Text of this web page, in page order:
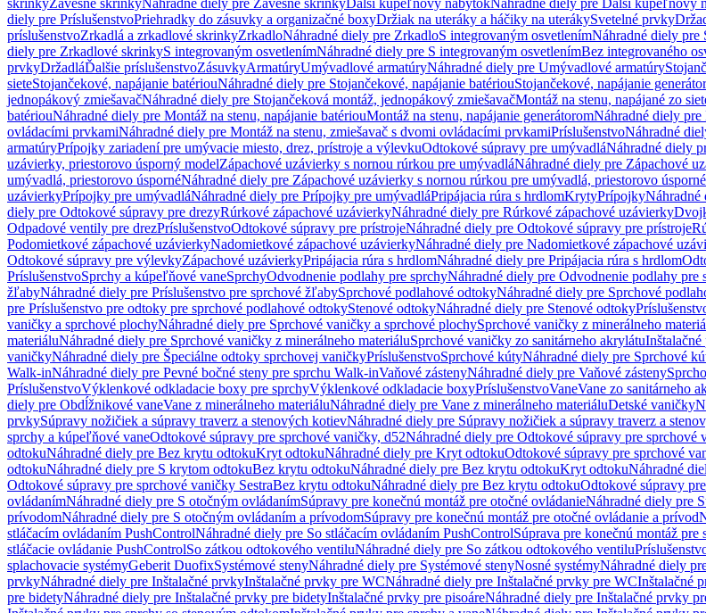
skrinkyZávesné skrinkyNáhradné diely pre Závesné skrinkyĎalší kúpeľňový nábytokNáhradné diely pre Ďalší kúpeľňový
diely pre PríslušenstvoPriehradky do zásuvky a organizačné boxyDržiak na uteráky a háčiky na uterákySvetelné prvky
príslušenstvoZrkadlá a zrkadlové skrinkyZrkadloNáhradné diely pre ZrkadloS integrovaným osvetlenímNáhradné diely pre
diely pre Zrkadlové skrinkyS integrovaným osvetlenímNáhradné diely pre S integrovaným osvetlenímBez integrovaného
prvkyDržadláĎalšie príslušenstvoZásuvkyArmatúryUmývadlové armatúryNáhradné diely pre Umývadlové armatúry
sieteStojančekové, napájanie batériouNáhradné diely pre Stojančekové, napájanie batériouStojančekové, napájanie
jednopákový zmiešavačNáhradné diely pre Stojančeková montáž, jednopákový zmiešavačMontáž na stenu, napájané zo
batériouNáhradné diely pre Montáž na stenu, napájanie batériouMontáž na stenu, napájanie generátoromNáhradné diely pre
ovládacími prvkamiNáhradné diely pre Montáž na stenu, zmiešavač s dvomi ovládacími prvkamiPríslušenstvoNáhradné
armatúryPrípojky zariadení pre umývacie miesto, drez, prístroje a výlevkuOdtokové súpravy pre umývadláNáhradné diely
uzávierky, priestorovo úsporný modelZápachové uzávierky s nornou rúrkou pre umývadláNáhradné diely pre Zápachové
umývadlá, priestorovo úspornéNáhradné diely pre Zápachové uzávierky s nornou rúrkou pre umývadlá, priestorovo úsporné
uzávierkyPrípojky pre umývadláNáhradné diely pre Prípojky pre umývadláPripájacia rúra s hrdlomKrytyPrípojkyNáhradné
diely pre Odtokové súpravy pre drezyRúrkové zápachové uzávierkyNáhradné diely pre Rúrkové zápachové uzávierky
Odpadové ventily pre drezPríslušenstvoOdtokové súpravy pre prístrojeNáhradné diely pre Odtokové súpravy pre prístroje
Podomietkové zápachové uzávierkyNadomietkové zápachové uzávierkyNáhradné diely pre Nadomietkové zápachové
Odtokové súpravy pre výlevkyZápachové uzávierkyPripájacia rúra s hrdlomNáhradné diely pre Pripájacia rúra s hrdlom
PríslušenstvoSprchy a kúpeľňové vaneSprchyOdvodnenie podlahy pre sprchyNáhradné diely pre Odvodnenie podlahy pre
žľabyNáhradné diely pre Príslušenstvo pre sprchové žľabySprchové podlahové odtokyNáhradné diely pre Sprchové
pre Príslušenstvo pre odtoky pre sprchové podlahové odtokyStenové odtokyNáhradné diely pre Stenové odtoky
vaničky a sprchové plochyNáhradné diely pre Sprchové vaničky a sprchové plochySprchové vaničky z minerálneho
materiáluNáhradné diely pre Sprchové vaničky z minerálneho materiáluSprchové vaničky zo sanitárneho akrylátu
vaničkyNáhradné diely pre Špeciálne odtoky sprchovej vaničkyPríslušenstvoSprchové kútyNáhradné diely pre Sprchové
Walk-inNáhradné diely pre Pevné bočné steny pre sprchu Walk-inVaňové zástenyNáhradné diely pre Vaňové zásteny
PríslušenstvoVýklenkové odkladacie boxy pre sprchyVýklenkové odkladacie boxyPríslušenstvoVaneVane zo sanitárneho
diely pre Obdĺžnikové vaneVane z minerálneho materiáluNáhradné diely pre Vane z minerálneho materiáluDetské vaničky
prvkySúpravy nožičiek a súpravy traverz a stenových kotievNáhradné diely pre Súpravy nožičiek a súpravy traverz a
sprchy a kúpeľňové vaneOdtokové súpravy pre sprchové vaničky, d52Náhradné diely pre Odtokové súpravy pre sprchové
odtokuNáhradné diely pre Bez krytu odtokuKryt odtokuNáhradné diely pre Kryt odtokuOdtokové súpravy pre sprchové
odtokuNáhradné diely pre S krytom odtokuBez krytu odtokuNáhradné diely pre Bez krytu odtokuKryt odtokuNáhradné
Odtokové súpravy pre sprchové vaničky SestraBez krytu odtokuNáhradné diely pre Bez krytu odtokuOdtokové súpravy
ovládanímNáhradné diely pre S otočným ovládanímSúpravy pre konečnú montáž pre otočné ovládanieNáhradné diely pre
prívodomNáhradné diely pre S otočným ovládaním a prívodomSúpravy pre konečnú montáž pre otočné ovládanie a prívod
stláčacím ovládaním PushControlNáhradné diely pre So stláčacím ovládaním PushControlSúprava pre konečnú montáž pre
stláčacie ovládanie PushControlSo zátkou odtokového ventiluNáhradné diely pre So zátkou odtokového ventilu
splachovacie systémyGeberit DuofixSystémové stenyNáhradné diely pre Systémové stenyNosné systémyNáhradné diely
prvkyNáhradné diely pre Inštalačné prvkyInštalačné prvky pre WCNáhradné diely pre Inštalačné prvky pre WCInštalačné
pre bidetyNáhradné diely pre Inštalačné prvky pre bidetyInštalačné prvky pre pisoáreNáhradné diely pre Inštalačné prvky